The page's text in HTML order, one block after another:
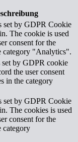
set by GDPR Cookie
The cookie is used
consent for the
category "Analytics".
by GDPR cookie
the user consent
in the category
set by GDPR Cookie
The cookies is used
consent for the
category